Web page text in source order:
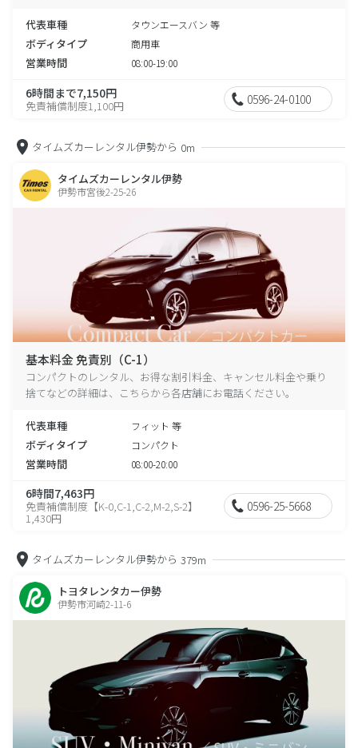
代表車種 タウンエースバン 等
ボディタイプ 商用車
営業時間 08:00-19:00
6時間まで7,150円
免責補償制度1,100円 0596-24-0100
タイムズカーレンタル伊勢から 0m
タイムズカーレンタル伊勢
伊勢市宮後2-25-26
基本料金 免責別（C-1）
コンパクトのレンタル、お得な割引料金、キャンセル料金や乗り
捨てなどの詳細は、こちらから各店舗にお電話ください。
代表車種 フィット 等
ボディタイプ コンパクト
営業時間 08:00-20:00
6時間7,463円
免責補償制度【K-0,C-1,C-2,M-2,S-2】
1,430円
0596-25-5668
タイムズカーレンタル伊勢から 379m
トヨタレンタカー伊勢
伊勢市河崎2-11-6